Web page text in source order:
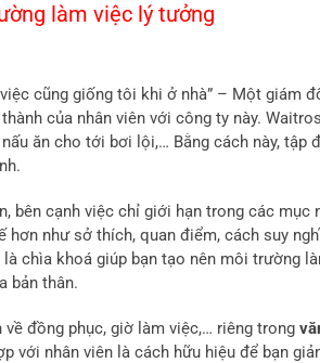
làm việc lý tưởng
cũng giống tôi khi ở nhà” – Một giám
của nhân viên với công ty này.
ăn cho tới bơi lội,… Bằng cách này,
bên cạnh việc chỉ giới hạn trong các
hơn như sở thích, quan điểm, cách suy
chìa khoá giúp bạn tạo nên môi trường
bản thân.
đồng phục, giờ làm việc,… riêng trong
với nhân viên là cách hữu hiệu để bạn